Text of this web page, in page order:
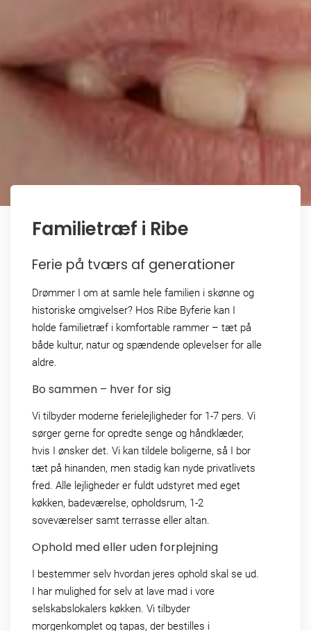
Familietræf i Ribe
Ferie på tværs af generationer
Drømmer I om at samle hele familien i skønne og
historiske omgivelser? Hos Ribe Byferie kan I
holde familietræf i komfortable rammer – tæt på
både kultur, natur og spændende oplevelser for alle
aldre.
Bo sammen – hver for sig
Vi tilbyder moderne ferielejligheder for 1-7 pers. Vi
sørger gerne for opredte senge og håndklæder,
hvis I ønsker det. Vi kan tildele boligerne, så I bor
tæt på hinanden, men stadig kan nyde privatlivets
fred. Alle lejligheder er fuldt udstyret med eget
køkken, badeværelse, opholdsrum, 1-2
soveværelser samt terrasse eller altan.
Ophold med eller uden forplejning
I bestemmer selv hvordan jeres ophold skal se ud.
I har mulighed for selv at lave mad i vore
selskabslokalers køkken. Vi tilbyder
morgenkomplet og tapas, der bestilles i